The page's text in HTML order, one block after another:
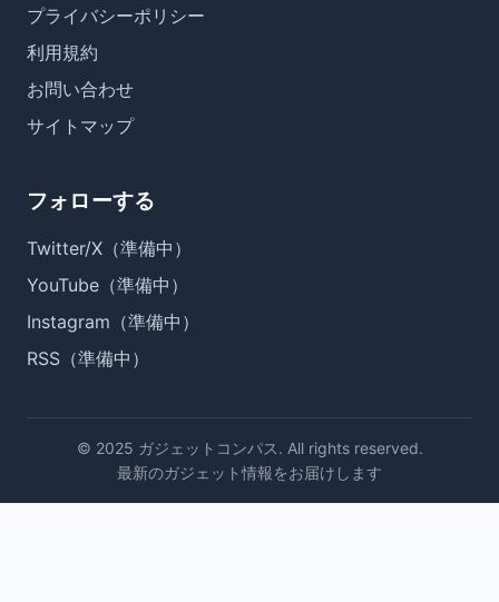
プライバシーポリシー
利用規約
お問い合わせ
サイトマップ
フォローする
Twitter/X（準備中）
YouTube（準備中）
Instagram（準備中）
RSS（準備中）
© 2025 ガジェットコンパス. All rights reserved.
最新のガジェット情報をお届けします